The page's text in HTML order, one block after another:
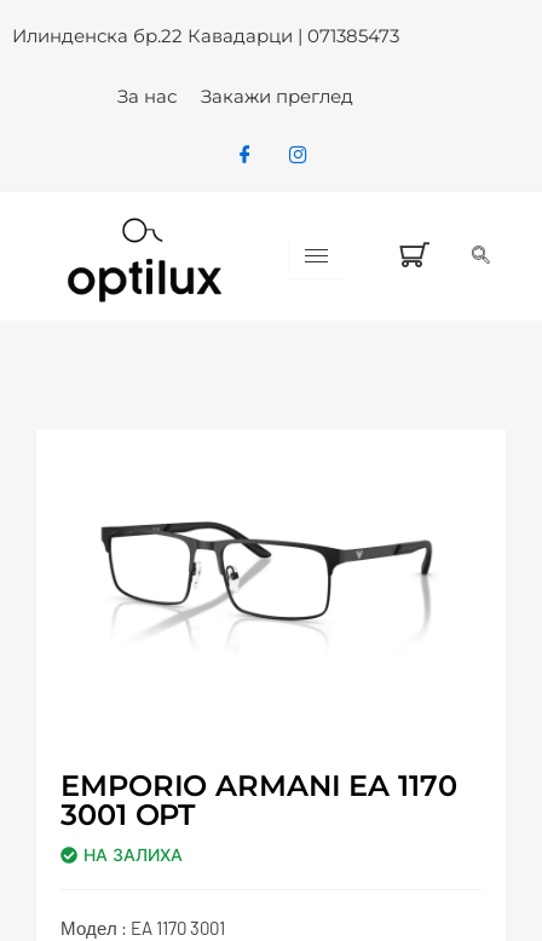
toИлинденска бр.22 Кавадарци | 071385473
За нас Закажи преглед
EMPORIO ARMANI EA 1170
3001 OPT
НА ЗАЛИХА
Модел : EA 1170 3001